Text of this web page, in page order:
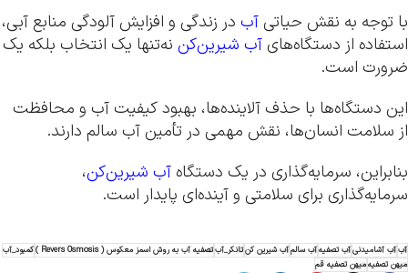
با توجه به نقش حیاتیآب در زندگی و افزایش آلودگی منابع آبی،
استفاده از دستگاه‌هایآب شیرین‌کن نه‌تنها یک انتخاب بلکه یک
ضرورت است.
این دستگاه‌ها با حذف آلاینده‌ها، بهبود کیفیت آب و محافظت
از سلامت انسان‌ها، نقش مهمی در تأمین آب سالم دارند.
بنابراین، سرمایه‌گذاری در یک دستگاه آب شیرین‌کن،
سرمایه‌گذاری برای سلامتی و آینده‌ای پایدار است.
آبآب آشامیدنیآب تصفیهآب سالمآب شیرین کنتانکر_آبتصفیه آب به روش اسمز معکوس ( Revers Osmosis )
کمبود_آب
میهن تصفیهمیهن تصفیه قم